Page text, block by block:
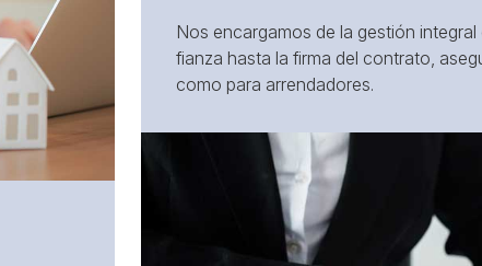
Nos encargamos de la gestión
fianza hasta la firma del contrato,
como para arrendadores.